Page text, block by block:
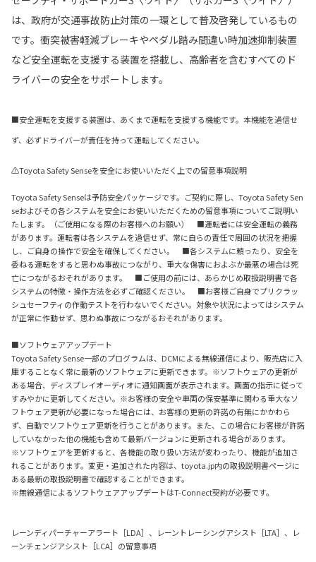
は、政府が交通事故防止対策の一環として普及啓発しているもの
です。衝突被害軽減ブレーキやペダル踏み間違い時加速抑制装置
など安全運転を支援する装置を搭載し、高齢者を含むすべてのド
ライバーの安全をサポートします。
■安全運転を支援する装置は、あくまで運転を支援する機能です。本機能を過信せ
ず、必ずドライバーが責任を持って運転してください。
⚠Toyota Safety Senseを安全にお使いいただく上での留意事項説明
Toyota Safety Senseは予防安全パッケージです。ご契約に際し、Toyota Safety Sen
seおよびその各システムを安全にお使いいただくための留意事項についてご説明い
たします。（ご使用になる際のお客様へのお願い） ■運転者には安全運転の義務
があります。運転者は各システムを過信せず、常に自らの責任で周囲の状況を把握
し、ご自身の操作で安全を確保してください。 ■各システムに頼ったり、安全を
委ねる運転をすると思わぬ事故につながり、重大な傷害におよぶか最悪の場合は死
亡につながるおそれがあります。 ■ご使用の前には、あらかじめ取扱説明書で各
システムの特徴・操作方法を必ずご確認ください。 ■お客様ご自身でプリクラッ
シュセーフティの作動テストを行わないでください。対象や状況によってはシステム
が正常に作動せず、思わぬ事故につながるおそれがあります。
■ソフトウェアアップデート
Toyota Safety Sense一部のプログラムは、DCMによる無線通信により、販売店に入
庫することなく常に最新のソフトウェアに更新できます。※ソフトウェアの更新が
ある場合、ディスプレイオーディオに通知画面が表示されます。画面の指示に従って
すみやかに更新してください。※お客様の安全や車両の保安基準に関わる重大なソ
フトウェア更新が必要になった場合には、お客様の更新の許諾の有無にかかわら
ず、自動でソフトウェア更新を行うことがあります。また、この場合にお客様が許諾
していなかった他の機能も含めて最新バージョンに更新される場合があります。
※ソフトウェアを更新すると、各機能の取り扱い方法が変わったり、機能が追加さ
れることがあります。変更・追加された内容は、toyota.jp内の取扱説明書ページに
ある最新の取扱説明書で確認することができます。
※無線通信によるソフトウェアアップデートはT-Connect契約が必要です。
レーンディパーチャーアラート［LDA］、レーントレーシングアシスト［LTA］、レ
ーンチェンジアシスト［LCA］の留意事項